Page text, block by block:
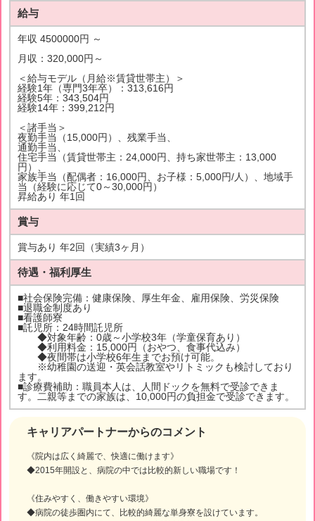
キャリアパートナーからのコメント
《院内は広く綺麗で、快適に働けます》
◆2015年開設と、病院の中では比較的新しい職場です！
《住みやすく、働きやすい環境》
◆病院の徒歩圏内にて、比較的綺麗な単身寮を設けています。
給与
年収 4500000円 ～
月収：320,000円～
＜給与モデル（月給※賃貸世帯主）＞
経験1年（専門3年卒）：313,616円
経験5年：343,504円
経験14年：399,212円
＜諸手当＞
夜勤手当（15,000円）、残業手当、
通勤手当、
住宅手当（賃貸世帯主：24,000円、持ち家世帯主：13,000
円）、
家族手当（配偶者：16,000円、お子様：5,000円/人）、地域手
当（経験に応じて0～30,000円）
昇給あり 年1回
賞与
賞与あり 年2回（実績3ヶ月）
待遇・福利厚生
■社会保険完備：健康保険、厚生年金、雇用保険、労災保険
■退職金制度あり
■看護師寮
■託児所：24時間託児所
◆対象年齢：0歳～小学校3年（学童保育あり）
◆利用料金：15,000円（おやつ、食事代込み）
◆夜間帯は小学校6年生までお預け可能。
※幼稚園の送迎・英会話教室やリトミックも検討しており
ます。
■診療費補助：職員本人は、人間ドックを無料で受診できま
す。二親等までの家族は、10,000円の負担金で受診できます。